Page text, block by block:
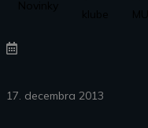
17. decembra 2013